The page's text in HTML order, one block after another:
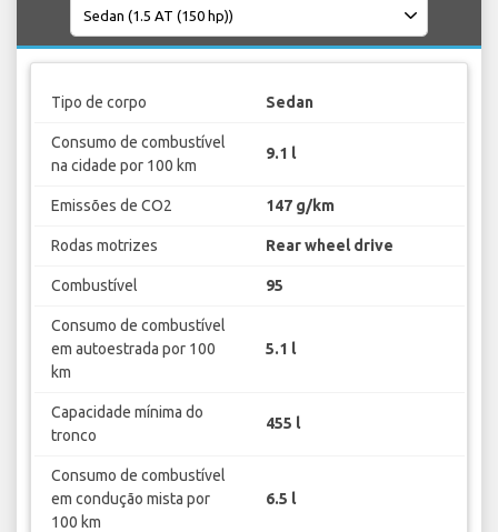
Tipo de corpo Sedan
Consumo de combustível
na cidade por 100 km
9.1 l
Emissões de CO2 147 g/km
Rodas motrizes Rear wheel drive
Combustível 95
Consumo de combustível
em autoestrada por 100
km
5.1 l
Capacidade mínima do
tronco
455 l
Consumo de combustível
em condução mista por
100 km
6.5 l